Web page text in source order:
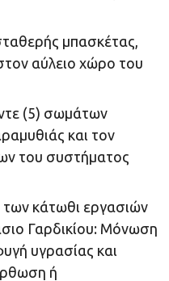
μπασκέτας,
αύλειο χώρο του
(5) σωμάτων
και τον
του συστήματος
των κάτωθι εργασιών
Γαρδικίου: Μόνωση
υγρασίας και
ή